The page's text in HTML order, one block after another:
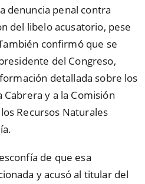
denuncia penal contra
del libelo acusatorio, pese
confirmó que se
del Congreso,
detallada sobre los
y a la Comisión
Recursos Naturales
de que esa
y acusó al titular del